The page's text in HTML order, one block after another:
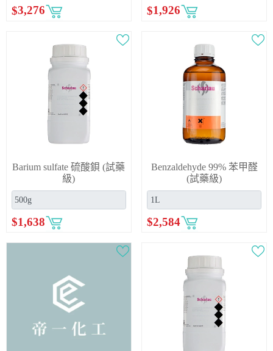
$3,276 $1,926
Barium sulfate 硫酸鋇 (試藥
級)
$1,638
Benzaldehyde 99% 苯甲醛
(試藥級)
$2,584